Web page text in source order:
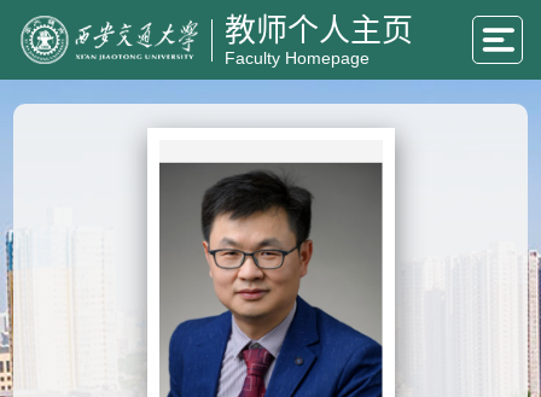
教师个人主页
Faculty Homepage